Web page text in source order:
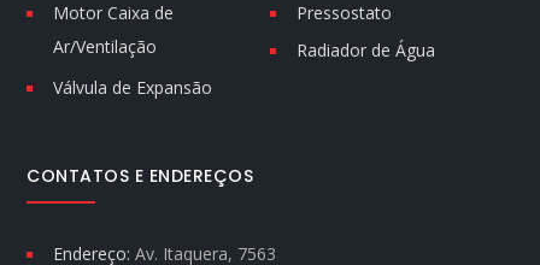
Motor Caixa de
Ar/Ventilação
Pressostato
Radiador de Água
Válvula de Expansão
CONTATOS E ENDEREÇOS
Endereço: Av. Itaquera, 7563